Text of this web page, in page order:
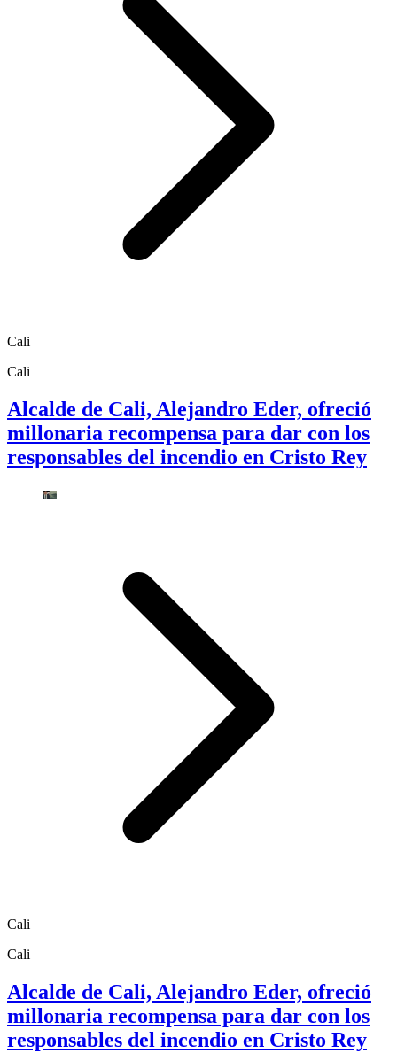
Cali
Cali
Alcalde de Cali, Alejandro Eder, ofreció
millonaria recompensa para dar con los
responsables del incendio en Cristo Rey
Cali
Cali
Alcalde de Cali, Alejandro Eder, ofreció
millonaria recompensa para dar con los
responsables del incendio en Cristo Rey